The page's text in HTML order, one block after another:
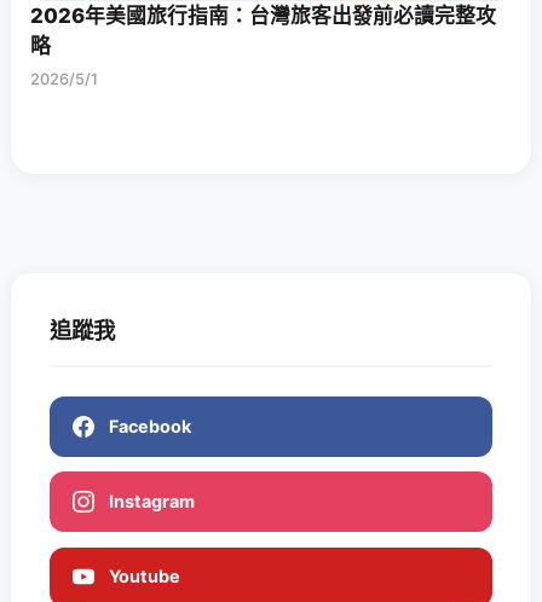
2026年美國旅行指南：台灣旅客出發前必讀完整攻
略
2026/5/1
追蹤我
Facebook
Instagram
Youtube